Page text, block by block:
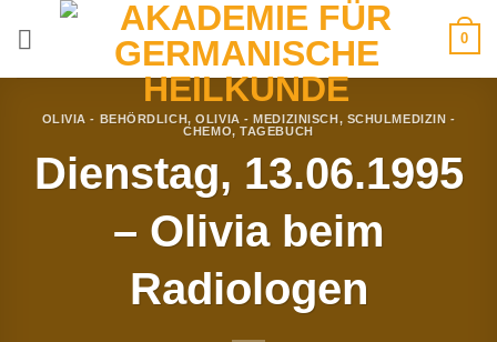
0
OLIVIA - BEHÖRDLICH,OLIVIA - MEDIZINISCH , SCHULMEDIZIN -
CHEMO,TAGEBUCH
Dienstag, 13.06.1995
– Olivia beim
Radiologen